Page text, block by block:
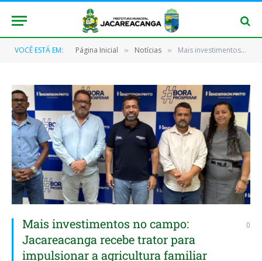
VOCÊ ESTÁ EM: Página Inicial » Notícias » Mais investimentos no campo: Jacareacanga recebe trator para impulsionar a agricultura familiar
Mais investimentos no campo:
Jacareacanga recebe trator para
impulsionar a agricultura familiar
0